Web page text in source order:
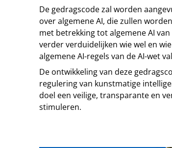
De gedragscode zal worden
over algemene AI, die zullen
met betrekking tot algemene AI
verder verduidelijken wie wel en
algemene AI-regels van de AI-wet
De ontwikkeling van deze
regulering van kunstmatige
doel een veilige, transparante en
stimuleren.